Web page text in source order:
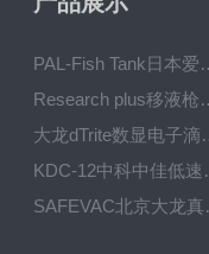
PAL-Fish Tank
Research plus
大龙dTrite
KDC-